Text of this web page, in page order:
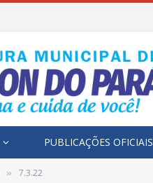
PUBLICAÇÕES OFICIAIS
» 7.3.22